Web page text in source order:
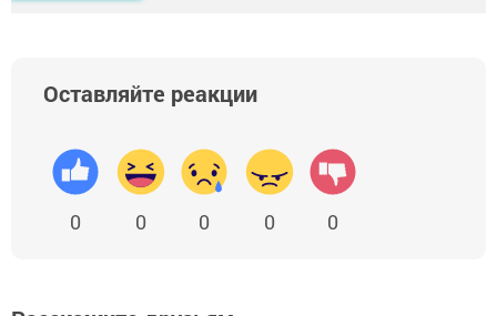
Оставляйте реакции
0 0 0 0 0